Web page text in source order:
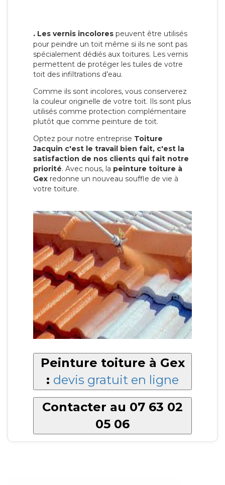
. Les vernis incolores peuvent être utilisés
pour peindre un toit même si ils ne sont pas
spécialement dédiés aux toitures. Les vernis
permettent de protéger les tuiles de votre
toit des infiltrations d’eau.
Comme ils sont incolores, vous conserverez
la couleur originelle de votre toit. Ils sont plus
utilisés comme protection complémentaire
plutôt que comme peinture de toit.
Optez pour notre entreprise Toiture
Jacquin c'est le travail bien fait, c'est la
satisfaction de nos clients qui fait notre
priorité. Avec nous, la peinture toiture à
Gex redonne un nouveau souffle de vie à
votre toiture.
Peinture toiture à Gex
: devis gratuit en ligne
Contacter au 07 63 02
05 06